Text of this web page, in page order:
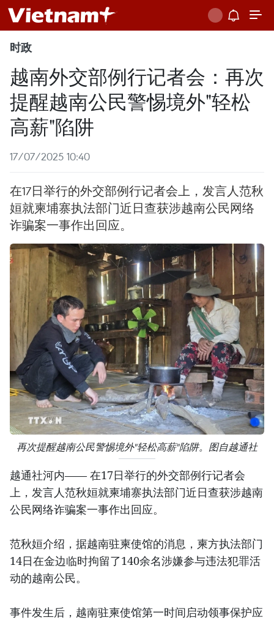
时政
越南外交部例行记者会：再次
提醒越南公民警惕境外"轻松
高薪"陷阱
17/07/2025 10:40
在17日举行的外交部例行记者会上，发言人范秋
姮就柬埔寨执法部门近日查获涉越南公民网络
诈骗案一事作出回应。
再次提醒越南公民警惕境外"轻松高薪"陷阱。图自越通社
越通社河内—— 在17日举行的外交部例行记者会
上，发言人范秋姮就柬埔寨执法部门近日查获涉越南
公民网络诈骗案一事作出回应。
范秋姮介绍，据越南驻柬使馆的消息，柬方执法部门
14日在金边临时拘留了140余名涉嫌参与违法犯罪活
动的越南公民。
事件发生后，越南驻柬使馆第一时间启动领事保护应